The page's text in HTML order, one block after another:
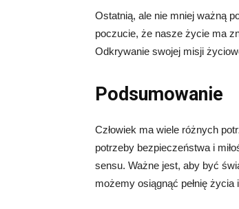
Ostatnią, ale nie mniej ważną
poczucie, że nasze życie ma
Odkrywanie swojej misji
Podsumowanie
Człowiek ma wiele różnych
potrzeby bezpieczeństwa i
sensu. Ważne jest, aby być
możemy osiągnąć pełnię